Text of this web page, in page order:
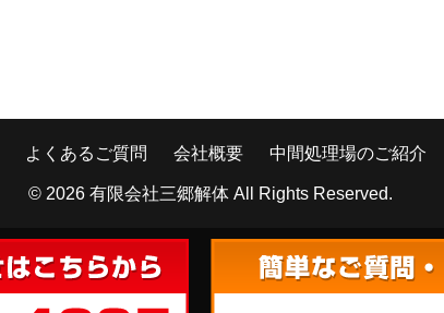
よくあるご質問 会社概要 中間処理場のご紹介
© 2026 有限会社三郷解体 All Rights Reserved.